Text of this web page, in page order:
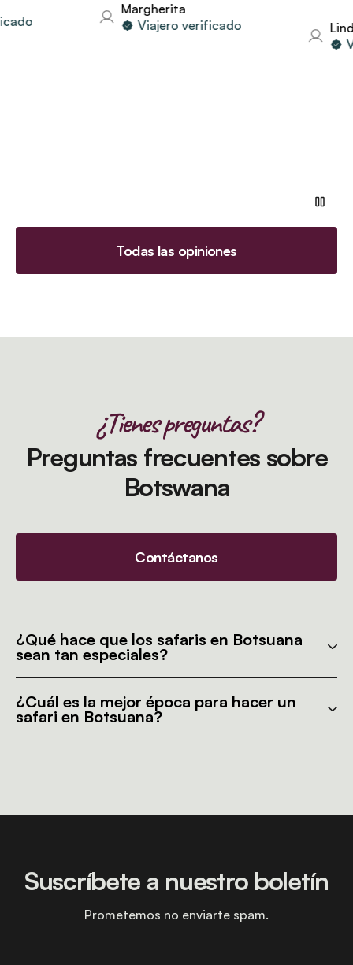
Margherita
Viajero verificado
Linda
Todas las opiniones
¿Tienes preguntas?
Preguntas frecuentes sobre
Botswana
Contáctanos
¿Qué hace que los safaris en Botsuana
sean tan especiales?
¿Cuál es la mejor época para hacer un
safari en Botsuana?
Suscríbete a nuestro boletín
Prometemos no enviarte spam.